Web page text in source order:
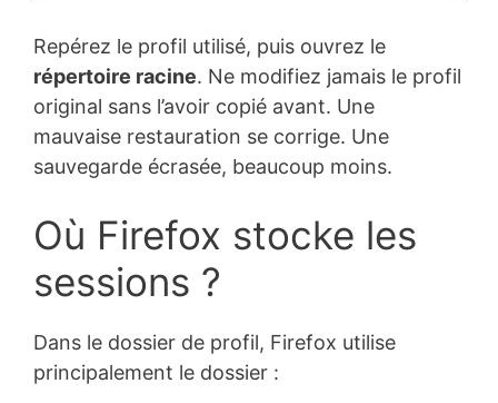
code :
CSS
( css)
Repérez le profil utilisé, puis ouvrez le
répertoire racine. Ne modifiez jamais le profil
original sans l’avoir copié avant. Une
mauvaise restauration se corrige. Une
sauvegarde écrasée, beaucoup moins.
Où Firefox stocke les
sessions ?
Dans le dossier de profil, Firefox utilise
principalement le dossier :